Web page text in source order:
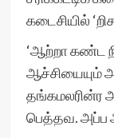
கடைசியில்
‘ஆற்றா கண்ட
ஆச்சியையும்
தங்கமலரின்ர
பெத்தவ. அப்ப